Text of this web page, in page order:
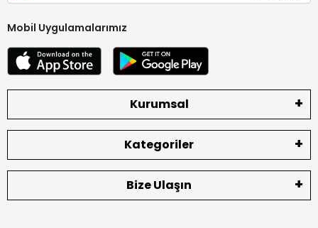
Mobil Uygulamalarımız
Kurumsal
Kategoriler
Bize Ulaşın